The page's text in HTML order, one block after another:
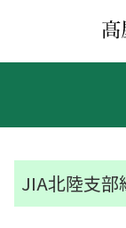
JIA北陸支部